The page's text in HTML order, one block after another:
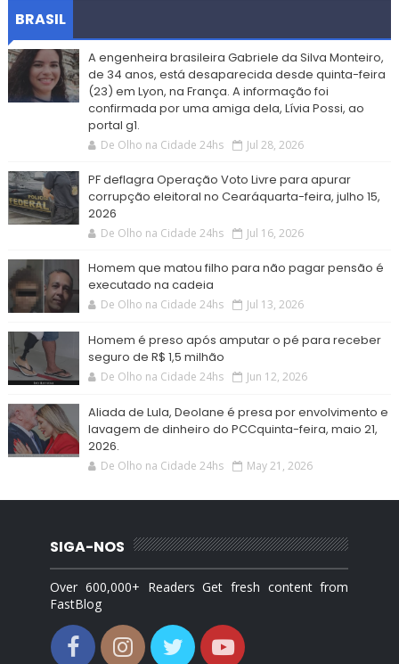
BRASIL
A engenheira brasileira Gabriele da Silva Monteiro,
de 34 anos, está desaparecida desde quinta-feira
(23) em Lyon, na França. A informação foi
confirmada por uma amiga dela, Lívia Possi, ao
portal g1.
De Olho na Cidade 24hs Jul 28, 2026
PF deflagra Operação Voto Livre para apurar
corrupção eleitoral no Cearáquarta-feira, julho 15,
2026
De Olho na Cidade 24hs Jul 16, 2026
Homem que matou filho para não pagar pensão é
executado na cadeia
De Olho na Cidade 24hs Jul 13, 2026
Homem é preso após amputar o pé para receber
seguro de R$ 1,5 milhão
De Olho na Cidade 24hs Jun 12, 2026
Aliada de Lula, Deolane é presa por envolvimento e
lavagem de dinheiro do PCCquinta-feira, maio 21,
2026.
De Olho na Cidade 24hs May 21, 2026
SIGA-NOS
Over 600,000+ Readers Get fresh content from
FastBlog